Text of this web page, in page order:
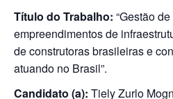
Título do Trabalho: “Gestão
empreendimentos de
de construtoras brasileiras e
atuando no Brasil”.
Candidato (a): Tiely Zurlo